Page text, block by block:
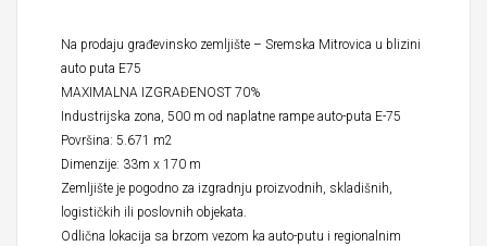
Na prodaju građevinsko zemljište – Sremska Mitrovica u blizini
auto puta E75
MAXIMALNA IZGRAĐENOST 70%
Industrijska zona, 500 m od naplatne rampe auto-puta E-75
Površina: 5.671 m2
Dimenzije: 33m x 170 m
Zemljište je pogodno za izgradnju proizvodnih, skladišnih,
logističkih ili poslovnih objekata.
Odlična lokacija sa brzom vezom ka auto-putu i regionalnim